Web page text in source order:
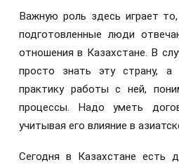
Важную роль здесь играет
подготовленные люди
отношения в Казахстане. В
просто знать эту страну,
практику работы с ней,
процессы. Надо уметь
учитывая его влияние в
Сегодня в Казахстане есть